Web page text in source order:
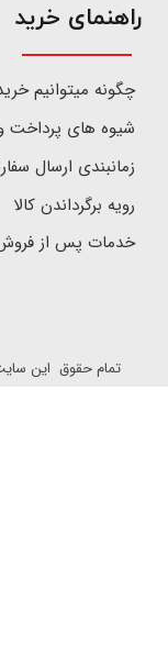
​راهنمای خرید
چگونه میتوانیم
شیوه های پرداخت
زمانبندی ارسال
رویه برگرداندن کالا
خدمات پس از
تمام حقوق این